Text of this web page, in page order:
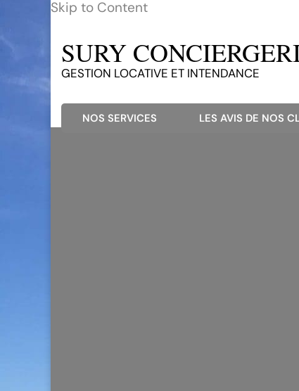
Skip to Content
SURY
GESTION LOCATIVE ET INTENDANCE
NOS SERVICES LES AVIS DE NOS